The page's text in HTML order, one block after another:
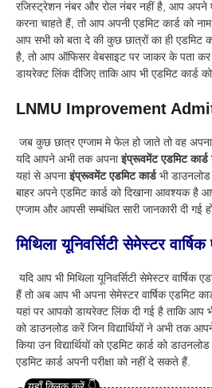
रजिस्ट्रेशन नंबर और रोल नंबर नहीं है, आप अपने
करना चाहते हैं, तो आप अपनी एडमिट कार्ड को
आप सभी को बता दे की कुछ छात्रों का ही एडमिट
है, तो आप ऑफिसर वेबसाइट पर जाकर के पता
डायरेक्ट लिंक दीजिए ताकि आप भी एडमिट
LNMU Improvement
जब कुछ छात्र एग्जाम मे फेल हो जाते तो वह
यदि आपने अभी तक अपनाइंप्रूवमेंट एडमिट कार्ड
यहां से अपनाइंप्रूवमेंट एडमिट कार्डभी
बाहर अपने एडमिट कार्ड को दिखाना आवश्यक है
एग्जाम और आपसी सम्बंधित सारी जानकारी दी गई
मिथिला यूनिवर्सिटी सेमेस्टर
यदि आप भी मिथिला यूनिवर्सिटी सेमेस्टर वार्षिक
हैं तो अब आप भी अपना सेमेस्टर वार्षिक एडमिट
यहां पर आपको डायरेक्ट लिंक दी गई है ताकि आप
को डाउनलोड करें जिन विद्यार्थियों ने अभी तक
किया उन विद्यार्थियों को एडमिट कार्ड को
एडमिट कार्ड अपनी परीक्षा को नहीं दे सकते हैं.